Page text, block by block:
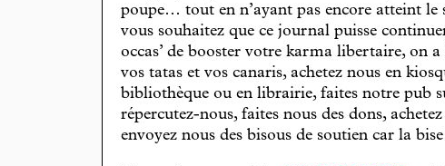
poupe… tout en n’ayant pas encore atteint
vous souhaitez que ce journal puisse
occas’ de booster votre karma libertaire, on
vos tatas et vos canaris, achetez nous en
bibliothèque ou en librairie, faites notre pub
répercutez-nous, faites nous des dons,
envoyez nous des bisous de soutien car la